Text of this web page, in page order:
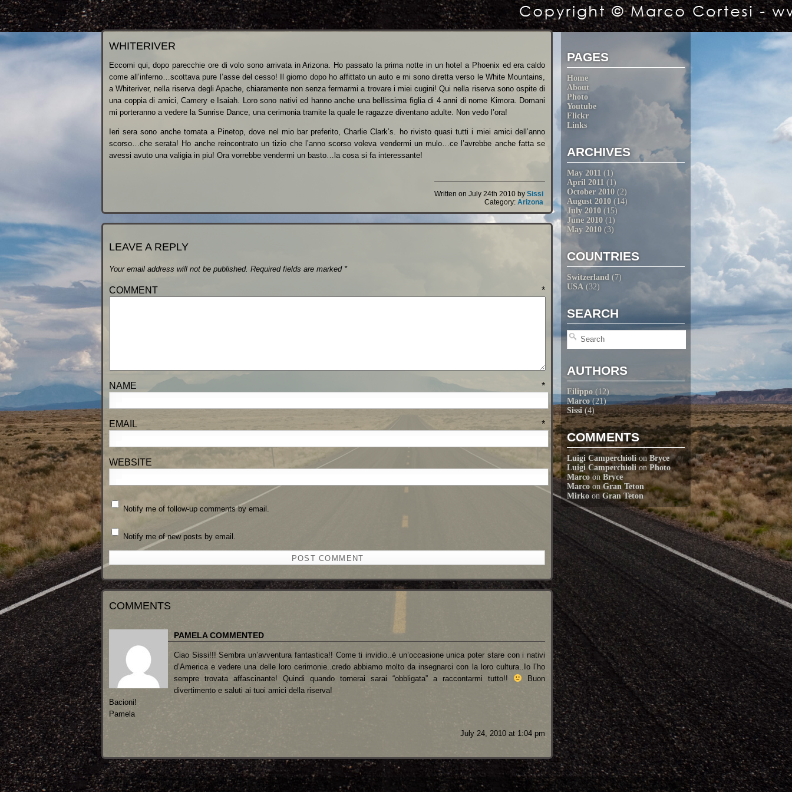
PAGES
Home
About
Photo
Youtube
Flickr
Links
ARCHIVES
May 2011 (1)
April 2011 (1)
October 2010 (2)
August 2010 (14)
July 2010 (15)
June 2010 (1)
May 2010 (3)
COUNTRIES
Switzerland (7)
USA (32)
SEARCH
AUTHORS
Filippo (12)
Marco(21)
Sissi(4)
COMMENTS
Luigi CamperchiolionBryce
Luigi CamperchiolionPhoto
Marco onBryce
MarcoonGran Teton
Mirko onGran Teton
WHITERIVER
Eccomi qui, dopo parecchie ore di volo sono arrivata in Arizona. Ho passato la prima notte in un hotel a Phoenix ed era caldo
come all’inferno…scottava pure l’asse del cesso! Il giorno dopo ho affittato un auto e mi sono diretta verso le White Mountains,
a Whiteriver, nella riserva degli Apache, chiaramente non senza fermarmi a trovare i miei cugini! Qui nella riserva sono ospite di
una coppia di amici, Camery e Isaiah. Loro sono nativi ed hanno anche una bellissima figlia di 4 anni di nome Kimora. Domani
mi porteranno a vedere la Sunrise Dance, una cerimonia tramite la quale le ragazze diventano adulte. Non vedo l’ora!
Ieri sera sono anche tornata a Pinetop, dove nel mio bar preferito, Charlie Clark’s. ho rivisto quasi tutti i miei amici dell’anno
scorso…che serata! Ho anche reincontrato un tizio che l’anno scorso voleva vendermi un mulo…ce l’avrebbe anche fatta se
avessi avuto una valigia in piu! Ora vorrebbe vendermi un basto…la cosa si fa interessante!
Written on July 24th 2010 by Sissi
Category: Arizona
LEAVE A REPLY
Your email address will not be published. Required fields are marked *
COMMENT *
NAME *
EMAIL *
WEBSITE
Notify me of follow-up comments by email.
Notify me of new posts by email.
COMMENTS
PAMELA COMMENTED
Ciao Sissi!!! Sembra un’avventura fantastica!! Come ti invidio..è un’occasione unica poter stare con i nativi
d’America e vedere una delle loro cerimonie..credo abbiamo molto da insegnarci con la loro cultura..Io l’ho
sempre trovata affascinante! Quindi quando tornerai sarai “obbligata” a raccontarmi tutto!!
Buon
divertimento e saluti ai tuoi amici della riserva!
Bacioni!
Pamela
July 24, 2010 at 1:04 pm